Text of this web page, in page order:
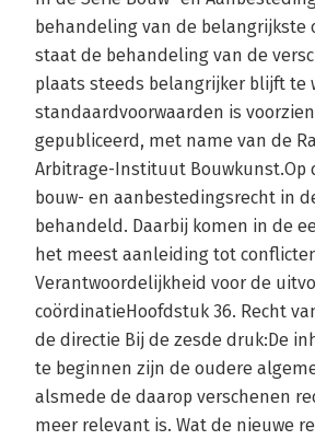
behandeling van de belangrijkste
staat de behandeling van de
plaats steeds belangrijker blijft te
standaardvoorwaarden is
gepubliceerd, met name van de
Arbitrage-Instituut Bouwkunst.Op
bouw- en aanbestedingsrecht in
behandeld. Daarbij komen in de
het meest aanleiding tot
Verantwoordelijkheid voor de
coördinatieHoofdstuk 36. Recht
de directie Bij de zesde druk:De
te beginnen zijn de oudere
alsmede de daarop verschenen
meer relevant is. Wat de nieuwe